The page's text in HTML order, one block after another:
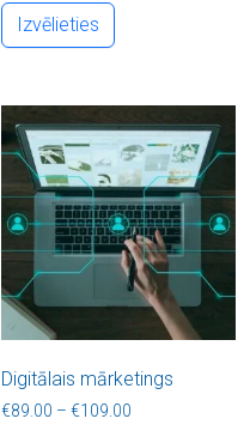
Izvēlieties
Digitālais mārketings
€89.00 – €109.00Price range: